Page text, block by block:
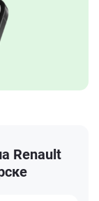
Renault